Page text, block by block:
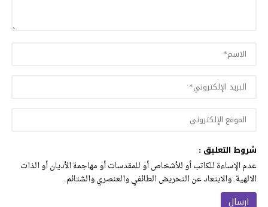
شروط التعليق :
عدم الإساءة للكاتب أو للأشخاص أو للمقدسات أو مهاجمة الأديان أو الذات
الالهية. والابتعاد عن التحريض الطائفي والعنصري والشتائم.